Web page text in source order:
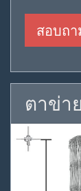
สอบถา
ตาข่า